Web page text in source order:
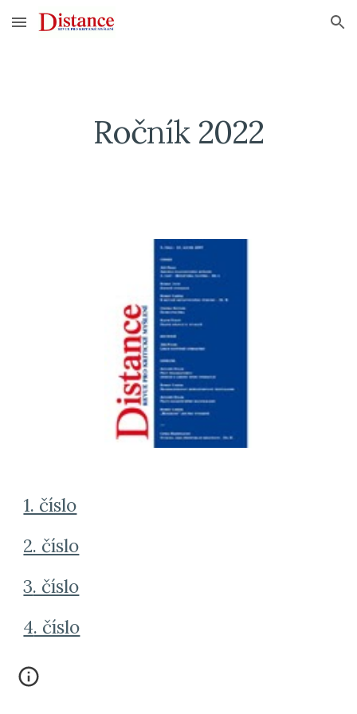
Skip to main content Skip to navigation
Ročník 2022
1. číslo
2. číslo
3. číslo
4. číslo